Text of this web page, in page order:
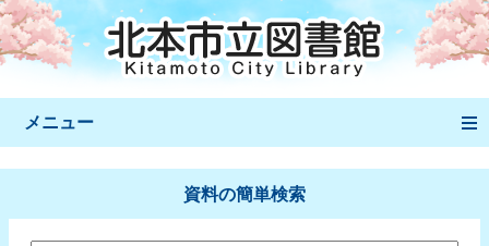
メニュー
資料の簡単検索